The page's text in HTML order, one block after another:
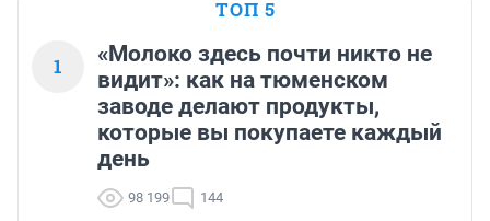
ТОП 5
1
«Молоко здесь почти никто не
видит»: как на тюменском
заводе делают продукты,
которые вы покупаете каждый
день
98 199 144